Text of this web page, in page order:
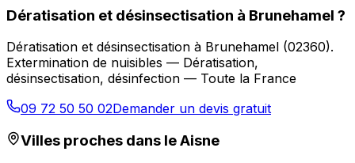
Dératisation et désinsectisation à Brunehamel ?
Dératisation et désinsectisation à Brunehamel (02360).
Extermination de nuisibles — Dératisation,
désinsectisation, désinfection — Toute la France
09 72 50 50 02Demander un devis gratuit
Villes proches dans leAisne